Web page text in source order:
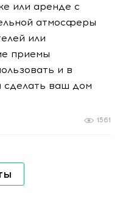
или аренде с
атмосферы
или
приемы
и в
сделать ваш дом
1561